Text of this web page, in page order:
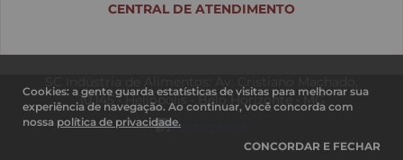
CENTRAL DE ATENDIMENTO
Cookies: a gente guarda estatísticas de visitas para melhorar sua
experiência de navegação. Ao continuar, você concorda com
nossa política de privacidade.
CONCORDAR E FECHAR
10.145 • Heliópolis • Belo Horizonte • MG